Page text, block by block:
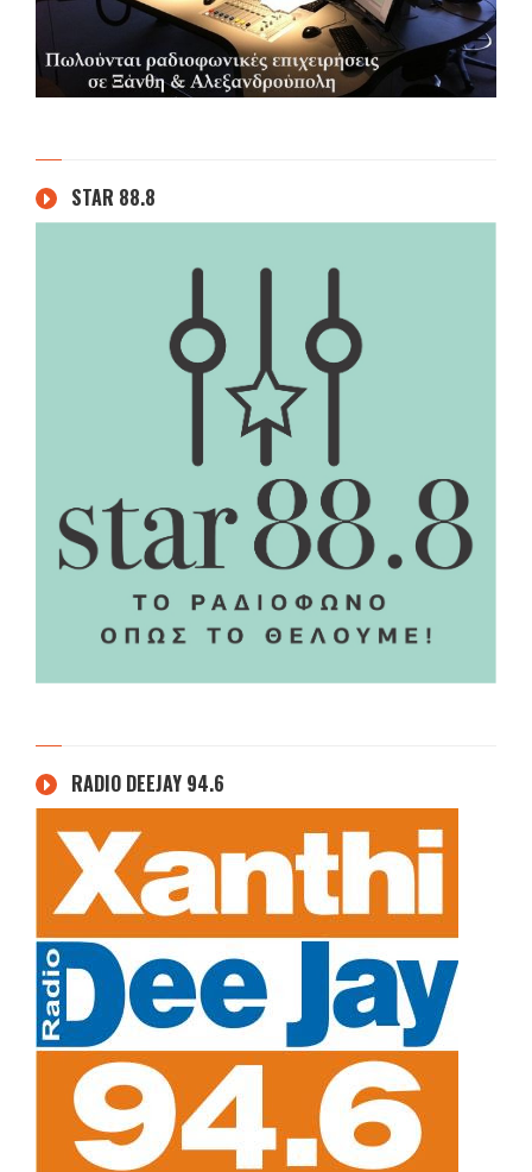
STAR 88.8
RADIO DEEJAY 94.6